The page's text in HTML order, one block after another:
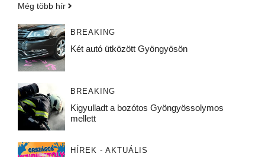
Még több hír
BREAKING
Két autó ütközött Gyöngyösön
BREAKING
Kigyulladt a bozótos Gyöngyössolymos
mellett
HÍREK - AKTUÁLIS